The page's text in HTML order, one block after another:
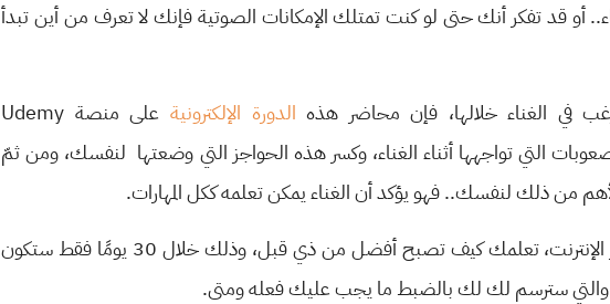
أو قد تفكر أنك حتى لو كنت تمتلك الإمكانات الصوتية فإنك لا تعرف من أين تبدأ
في الغناء خلالها، فإن محاضر هذه الدورة الإلكترونية على منصة Udemy
التي تواجهها أثناء الغناء، وكسر هذه الحواجز التي وضعتها لنفسك، ومن ثمّ
من ذلك لنفسك.. فهو يؤكد أن الغناء يمكن تعلمه ككل المهارات.
وهي دورة تدريبية مباشرة ودقيقة عبر الإنترنت، تعلمك كيف تصبح أفضل من ذي قبل، وذلك خلال 30 يومًا فقط ستكون
سترسم لك لك بالضبط ما يجب عليك فعله ومتى.